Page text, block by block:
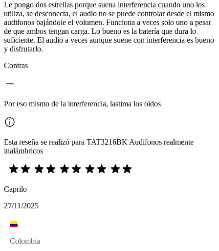
Le pongo dos estrellas porque suena interferencia cuando uno los
utiliza, se desconecta, el audio no se puede controlar desde el mismo
audifonos bajándole el volumen. Funciona a veces solo uno a pesar
de que ambos tengan carga. Lo bueno es la batería que dura lo
suficiente. El audio a veces aunque suene con interferencia es bueno
y disfrutarlo.
Contras
Por eso mismo de la interferencia, lastima los oidos
Esta reseña se realizó para TAT3216BK Audífonos realmente
inalámbricos
Caprilo
27/11/2025
Colombia